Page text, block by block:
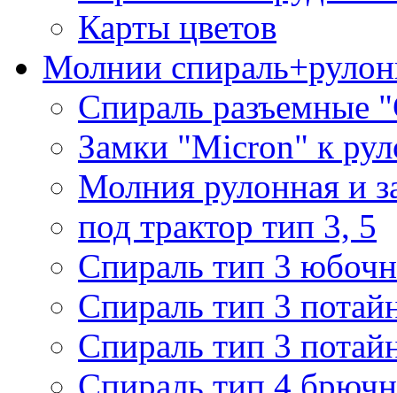
Карты цветов
Молнии
Спираль разъемные
Замки "Micron" к
Молния рулонная и
под трактор тип 3, 5
Спираль тип 3
Спираль тип 3
Спираль тип 3
Спираль тип 4